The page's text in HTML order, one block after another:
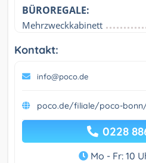
BÜROREGALE:
Mehrzweckkabinett
Kontakt:
info@poco.de
poco.de/filiale/poco-
0228
Mo - Fr: 10